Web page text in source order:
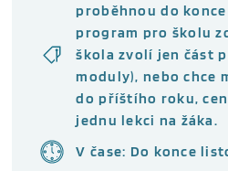
proběhnou do
program pro školu
škola zvolí jen část
moduly), nebo chce
do příštího roku,
jednu lekci na žáka.
V čase: Do konce